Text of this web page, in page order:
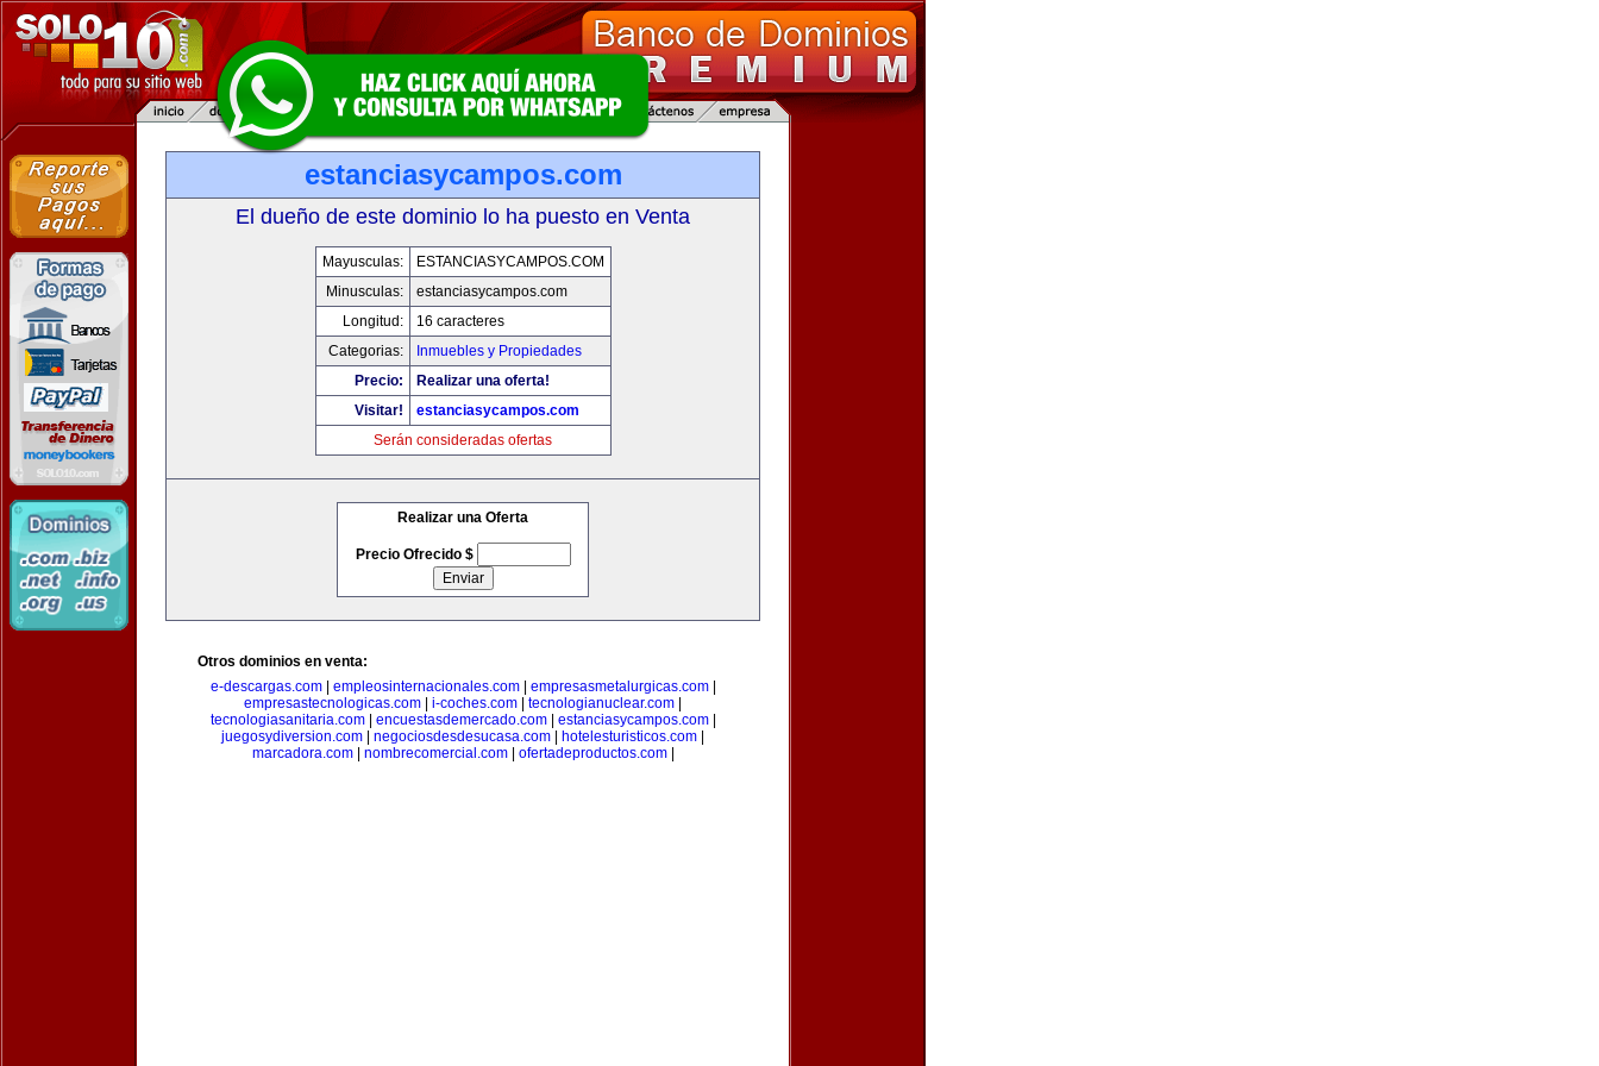
estanciasycampos.com
El dueño de este dominio lo ha puesto en Venta
Mayusculas:
ESTANCIASYCAMPOS.COM
Minusculas:
estanciasycampos.com
Longitud:
16 caracteres
Categorias:
Inmuebles y Propiedades
Precio:
Realizar una oferta!
Visitar!
estanciasycampos.com
Serán consideradas ofertas
Realizar una Oferta
Precio Ofrecido $
Otros dominios en venta:
e-descargas.com| empleosinternacionales.com| empresasmetalurgicas.com|
empresastecnologicas.com
i-coches.com tecnologianuclear.com
tecnologiasanitaria.com| encuestasdemercado.com| estanciasycampos.com|
juegosydiversion.com
negociosdesdesucasa.com hotelesturisticos.com
marcadora.com| nombrecomercial.com| ofertadeproductos.com|